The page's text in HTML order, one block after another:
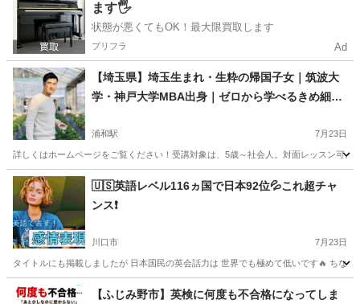
ます🖐️
状態が悪くてもOK！最大限買取します
プリフラ Ad
【埼玉県】埼玉生まれ・生粋の帰国子女｜筑波大
学・神戸大学MBA出身｜ゼロから学べるきめ細か
浦和駅 7月23日
詳しくはホームページをご覧ください！受講対象は、5歳～社会人。対面レッスン可
埼玉 さいたま市 浦和駅 社会人
🇺🇸英語レベル116ヵ国で日本92位💦これ超チャ
ンス❗️
川口市 7月23日
タイトルにも掲載しましたが 日本国民の英会話力は 世界でも極めて低いです🔥
埼玉 川口市 英会話 レッスン
【ふじみ野市】英検に何度も不合格になってしま